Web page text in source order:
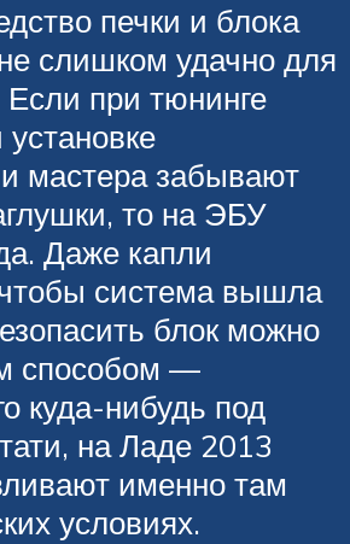
печки и блока
слишком удачно для
при тюнинге
мастера забывают
то на ЭБУ
Даже капли
система вышла
блок можно
способом —
куда-нибудь под
на Ладе 2013
именно там
условиях.